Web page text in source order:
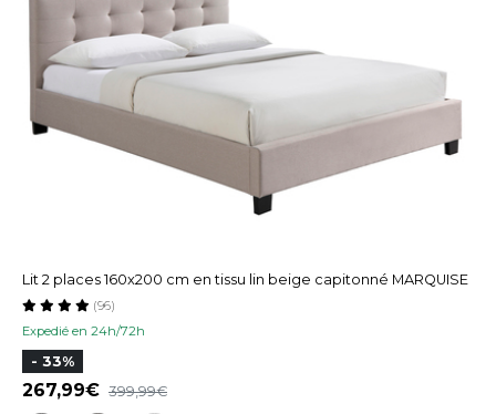
Lit 2 places 160x200 cm en tissu lin beige capitonné MARQUISE
Expedié en 24h/72h
(96)
- 33%
267,99 399,99